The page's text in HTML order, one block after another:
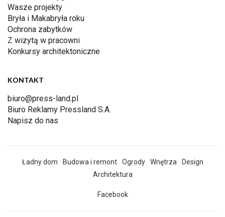
Wasze projekty
Bryła i Makabryła roku
Ochrona zabytków
Z wizytą w pracowni
Konkursy architektoniczne
KONTAKT
biuro@press-land.pl
Biuro Reklamy Pressland S.A.
Napisz do nas
Ładny dom Budowa i remont Ogrody Wnętrza
Design
Architektura
Facebook